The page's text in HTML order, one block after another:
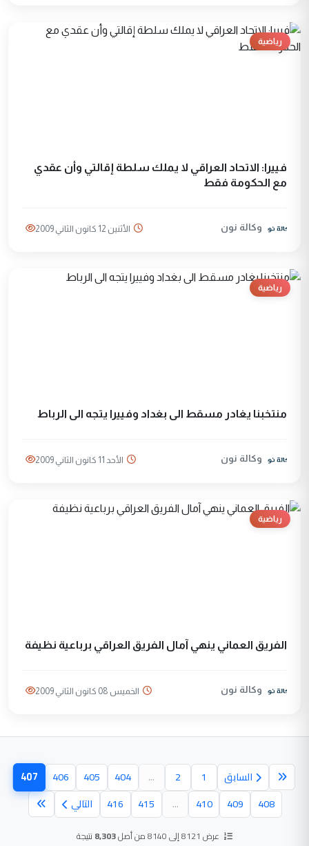
رياضية
فييرا: الاتحاد العراقي لا يملك سلطة إقالتي وأن عقدي
مع الحكومة فقط
وكالة نون الأثنين 12 كانون الثاني 2009
رياضية
منتخبنا يغادر مسقط الى بغداد وفييرا يتجه الى الرباط
وكالة نون الأحد 11 كانون الثاني 2009
رياضية
الفريق العماني ينهي آمال الفريق العراقي برباعية نظيفة
وكالة نون الخميس 08 كانون الثاني 2009
السابق 1
2
...
404
405
406
407
408
409
410
...
415
416 التالي
عرض 8121 إلى 8140 من أصل 8,303 نتيجة